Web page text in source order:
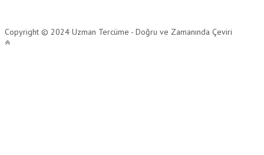
Copyright © 2024 Uzman Tercüme - Doğru ve Zamanında Çeviri